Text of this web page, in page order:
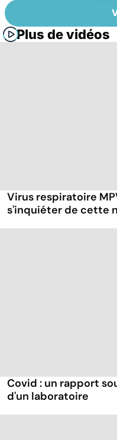
Plus de vidéos
Virus respiratoire
s'inquiéter de cette
Covid : un rapport
d'un laboratoire